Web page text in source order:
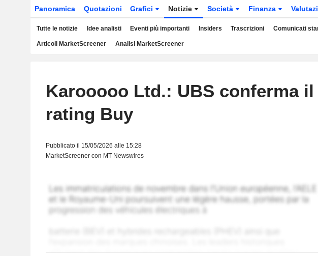
Panoramica Quotazioni Grafici Notizie Società Finanza
Tutte le notizie Idee analisti Eventi più importanti Insiders Trascrizioni Comunicati
Articoli MarketScreener Analisi MarketScreener
Karooooo Ltd.: UBS conferma il
rating Buy
Pubblicato il 15/05/2026 alle 15:28
MarketScreener con MT Newswires